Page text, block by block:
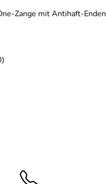
Zange mit Antihaft-Enden